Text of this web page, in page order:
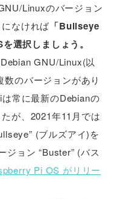
Linuxのバージョン
なければ 「Bullseye
選択しましょう。
GNU/Linux(以
のバージョンがあり
常に最新のDebianの
が、2021年11月では
(ブルズアイ)を
ジョン “Buster” (バス
Pi OS がリリー